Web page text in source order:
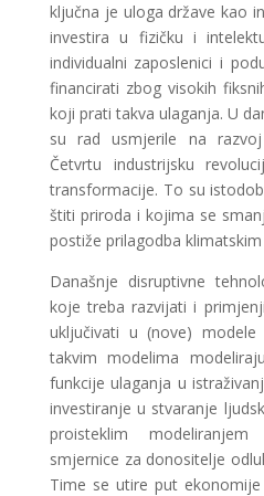
ključna je uloga države kao
investira u fizičku i
individualni zaposlenici i
financirati zbog visokih
koji prati takva ulaganja. U
su rad usmjerile na
Četvrtu industrijsku
transformacije. To su
štiti priroda i kojima se
postiže prilagodba
Današnje disruptivne
koje treba razvijati i
uključivati u (nove)
takvim modelima
funkcije ulaganja u
investiranje u stvaranje
proisteklim
smjernice za donositelje
Time se utire put